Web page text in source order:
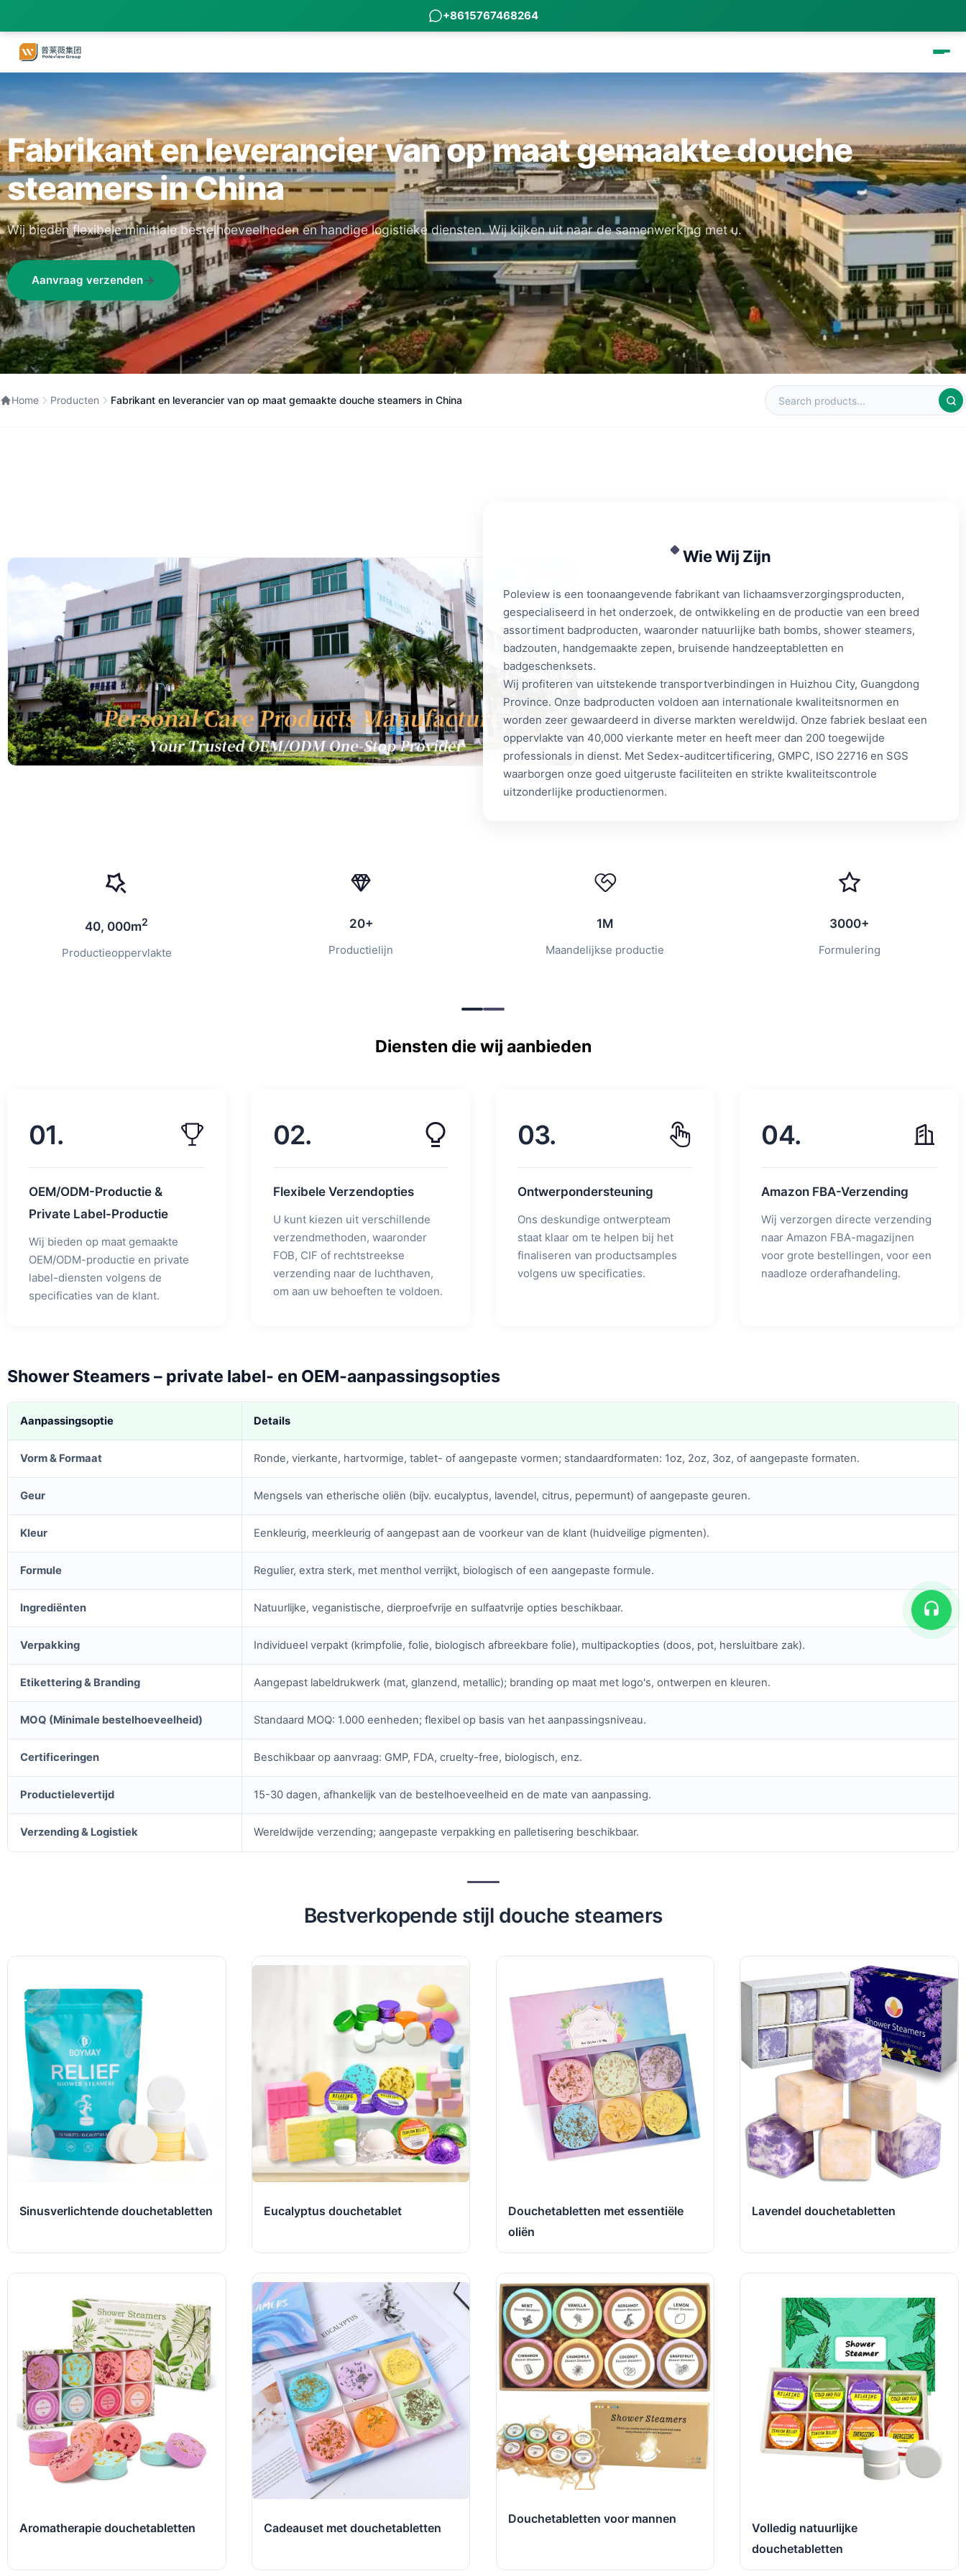
+8615767468264
Fabrikant en leverancier van op maat gemaakte douche
steamers in China
Wij bieden flexibele minimale bestelhoeveelheden en handige logistieke diensten. Wij kijken uit naar de samenwerking met u.
Aanvraag verzenden
Home Producten Fabrikant en leverancier van op maat gemaakte douche steamers in China
Wie Wij Zijn
Poleview is een toonaangevende fabrikant van lichaamsverzorgingsproducten,
gespecialiseerd in het onderzoek, de ontwikkeling en de productie van een breed
assortiment badproducten, waaronder natuurlijke bath bombs, shower steamers,
badzouten, handgemaakte zepen, bruisende handzeeptabletten en
badgeschenksets.
Wij profiteren van uitstekende transportverbindingen in Huizhou City, Guangdong
Province. Onze badproducten voldoen aan internationale kwaliteitsnormen en
worden zeer gewaardeerd in diverse markten wereldwijd. Onze fabriek beslaat een
oppervlakte van 40,000 vierkante meter en heeft meer dan 200 toegewijde
professionals in dienst. Met Sedex-auditcertificering, GMPC, ISO 22716 en SGS
waarborgen onze goed uitgeruste faciliteiten en strikte kwaliteitscontrole
uitzonderlijke productienormen.
40, 000m2
Productieoppervlakte
20+
Productielijn
1M
Maandelijkse productie
3000+
Formulering
Diensten die wij aanbieden
01.
OEM/ODM-Productie &
Private Label-Productie
Wij bieden op maat gemaakte
OEM/ODM-productie en private
label-diensten volgens de
specificaties van de klant.
02.
Flexibele Verzendopties
U kunt kiezen uit verschillende
verzendmethoden, waaronder
FOB, CIF of rechtstreekse
verzending naar de luchthaven,
om aan uw behoeften te voldoen.
03.
Ontwerpondersteuning
Ons deskundige ontwerpteam
staat klaar om te helpen bij het
finaliseren van productsamples
volgens uw specificaties.
04.
Amazon FBA-Verzending
Wij verzorgen directe verzending
naar Amazon FBA-magazijnen
voor grote bestellingen, voor een
naadloze orderafhandeling.
Shower Steamers – private label- en OEM-aanpassingsopties
Aanpassingsoptie Details
Vorm & Formaat Ronde, vierkante, hartvormige, tablet- of aangepaste vormen; standaardformaten: 1oz, 2oz, 3oz, of aangepaste formaten.
Geur Mengsels van etherische oliën (bijv. eucalyptus, lavendel, citrus, pepermunt) of aangepaste geuren.
Kleur Eenkleurig, meerkleurig of aangepast aan de voorkeur van de klant (huidveilige pigmenten).
Formule Regulier, extra sterk, met menthol verrijkt, biologisch of een aangepaste formule.
Ingrediënten Natuurlijke, veganistische, dierproefvrije en sulfaatvrije opties beschikbaar.
Verpakking Individueel verpakt (krimpfolie, folie, biologisch afbreekbare folie), multipackopties (doos, pot, hersluitbare zak).
Etikettering & Branding Aangepast labeldrukwerk (mat, glanzend, metallic); branding op maat met logo's, ontwerpen en kleuren.
MOQ (Minimale bestelhoeveelheid) Standaard MOQ: 1.000 eenheden; flexibel op basis van het aanpassingsniveau.
Certificeringen Beschikbaar op aanvraag: GMP, FDA, cruelty-free, biologisch, enz.
Productielevertijd 15-30 dagen, afhankelijk van de bestelhoeveelheid en de mate van aanpassing.
Verzending & Logistiek Wereldwijde verzending; aangepaste verpakking en palletisering beschikbaar.
Bestverkopende stijl douche steamers
Sinusverlichtende douchetabletten Eucalyptus douchetablet
Douchetabletten met essentiële
oliën
Lavendel douchetabletten
Aromatherapie douchetabletten Cadeauset met douchetabletten
Douchetabletten voor mannen
Volledig natuurlijke
douchetabletten